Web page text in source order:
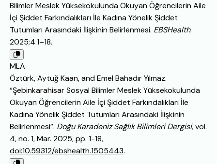
Bilimler Meslek Yüksekokulunda Okuyan Öğrencilerin Aile
İçi Şiddet Farkındalıkları İle Kadına Yönelik Şiddet
Tutumları Arasındaki İlişkinin Belirlenmesi. EBSHealth.
2025;4:1–18.
MLA
Öztürk, Aytuğ Kaan, and Emel Bahadır Yılmaz.
“Şebinkarahisar Sosyal Bilimler Meslek Yüksekokulunda
Okuyan Öğrencilerin Aile İçi Şiddet Farkındalıkları İle
Kadına Yönelik Şiddet Tutumları Arasındaki İlişkinin
Belirlenmesi”. Doğu Karadeniz Sağlık Bilimleri Dergisi, vol.
4, no. 1, Mar. 2025, pp. 1-18,
doi:10.59312/ebshealth.1505443.